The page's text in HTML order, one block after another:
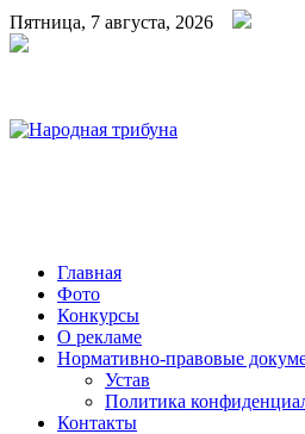
Пятница, 7 августа, 2026
Главная
Фото
Конкурсы
О рекламе
Нормативно-правовые
Устав
Политика
Контакты